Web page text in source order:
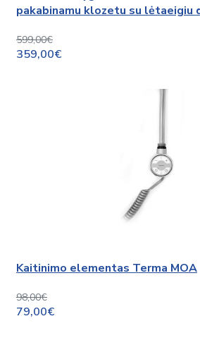
pakabinamu klozetu su lėtaeigiu
599,00€
359,00€
Kaitinimo elementas Terma MOA
98,00€
79,00€